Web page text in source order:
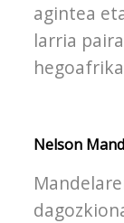
agintea
larria
Nelson